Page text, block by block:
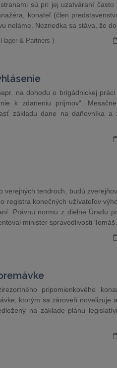
sú pri jej uzatváraní často
konateľ (člen
neláme. Nezriedka sa stáva, že
& Partners )
na dohodu o brigádnickej práci
k zdaneniu príjmov“.
základu dane na daňovníka a
verejných tendroch, budú
registra konečných užívateľov
Právnu normu z dielne Úradu
minister spravodlivosti
pripomienkového
ktorým sa zároveň novelizuje
na základe plánu